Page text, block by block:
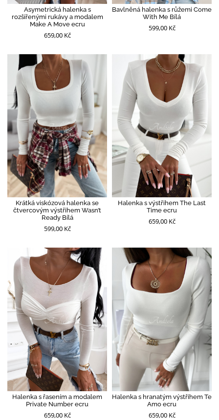
Asymetrická halenka s
rozšířenými rukávy a modalem
Make A Move ecru
659,00 Kč
Bavlněná halenka s růžemi Come
With Me Bílá
599,00 Kč
Krátká viskózová halenka se
čtvercovým výstřihem Wasn’t
Ready Bílá
599,00 Kč
Halenka s výstřihem The Last
Time ecru
659,00 Kč
Halenka s řasením a modalem
Private Number ecru
659,00 Kč
Halenka s hranatým výstřihem Te
Amo ecru
659,00 Kč